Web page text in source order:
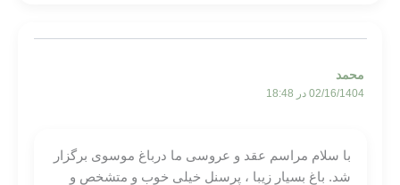
محمد
02/16/1404 در 18:48
با سلام مراسم عقد و عروسی ما درباغ موسوی برگزار
شد. باغ بسیار زیبا ، پرسنل خیلی خوب و متشخص و